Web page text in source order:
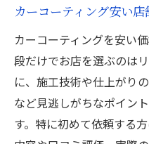
とは
安いカーコーテ
車磨き料金安い
め方
カーコーティン
点
カーコーティング安い
カーコーティングを安い
段だけでお店を選ぶのは
に、施工技術や仕上がり
など見逃しがちなポイン
す。特に初めて依頼する